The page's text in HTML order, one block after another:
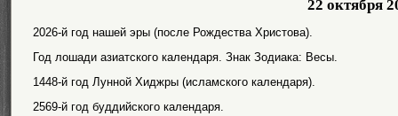
22 октября
2026-й год нашей эры (после Рождества Христова).
Год лошади азиатского календаря. Знак Зодиака: Весы.
1448-й год Лунной Хиджры (исламского календаря).
2569-й год буддийского календаря.